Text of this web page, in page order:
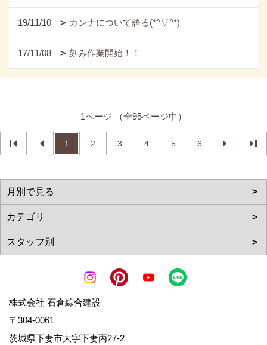
19/11/10 カンナについて語る(*^▽^*)
17/11/08 刻み作業開始！！
1ページ （全95ページ中）
1 2 3 4 5 6
株式会社 石倉綜合建設
〒304-0061
茨城県下妻市大字下妻丙27-2